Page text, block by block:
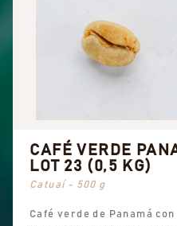
CAFÉ VERDE
LOT 23 (0,5 KG)
Catuaí - 500 g
Café verde de Panamá